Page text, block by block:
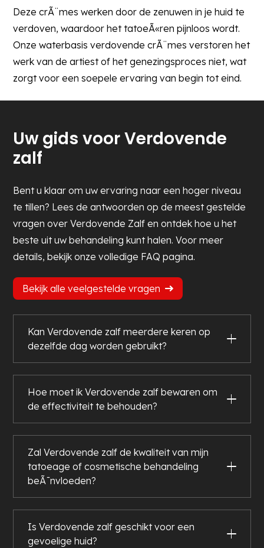
Deze crÃ¨mes werken door de zenuwen in je huid te
verdoven, waardoor het tatoeÃ«ren pijnloos wordt.
Onze waterbasis verdovende crÃ¨mes verstoren het
werk van de artiest of het genezingsproces niet, wat
zorgt voor een soepele ervaring van begin tot eind.
Uw gids voor Verdovende
zalf
Bent u klaar om uw ervaring naar een hoger niveau
te tillen? Lees de antwoorden op de meest gestelde
vragen over Verdovende Zalf en ontdek hoe u het
beste uit uw behandeling kunt halen. Voor meer
details, bekijk onze volledige FAQ pagina.
Bekijk alle veelgestelde vragen
Kan Verdovende zalf meerdere keren op
dezelfde dag worden gebruikt?
Hoe moet ik Verdovende zalf bewaren om
de effectiviteit te behouden?
Zal Verdovende zalf de kwaliteit van mijn
tatoeage of cosmetische behandeling
beÃ¯nvloeden?
Is Verdovende zalf geschikt voor een
gevoelige huid?